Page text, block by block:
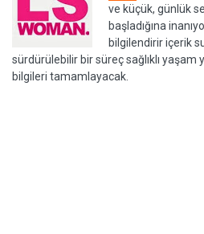
ve küçük, günlük
başladığına
bilgilendirir içerik
sürdürülebilir bir süreç sağlıklı
bilgileri tamamlayacak.